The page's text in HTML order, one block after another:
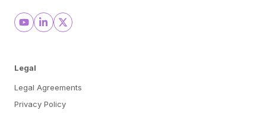
Legal
Legal Agreements
Privacy Policy